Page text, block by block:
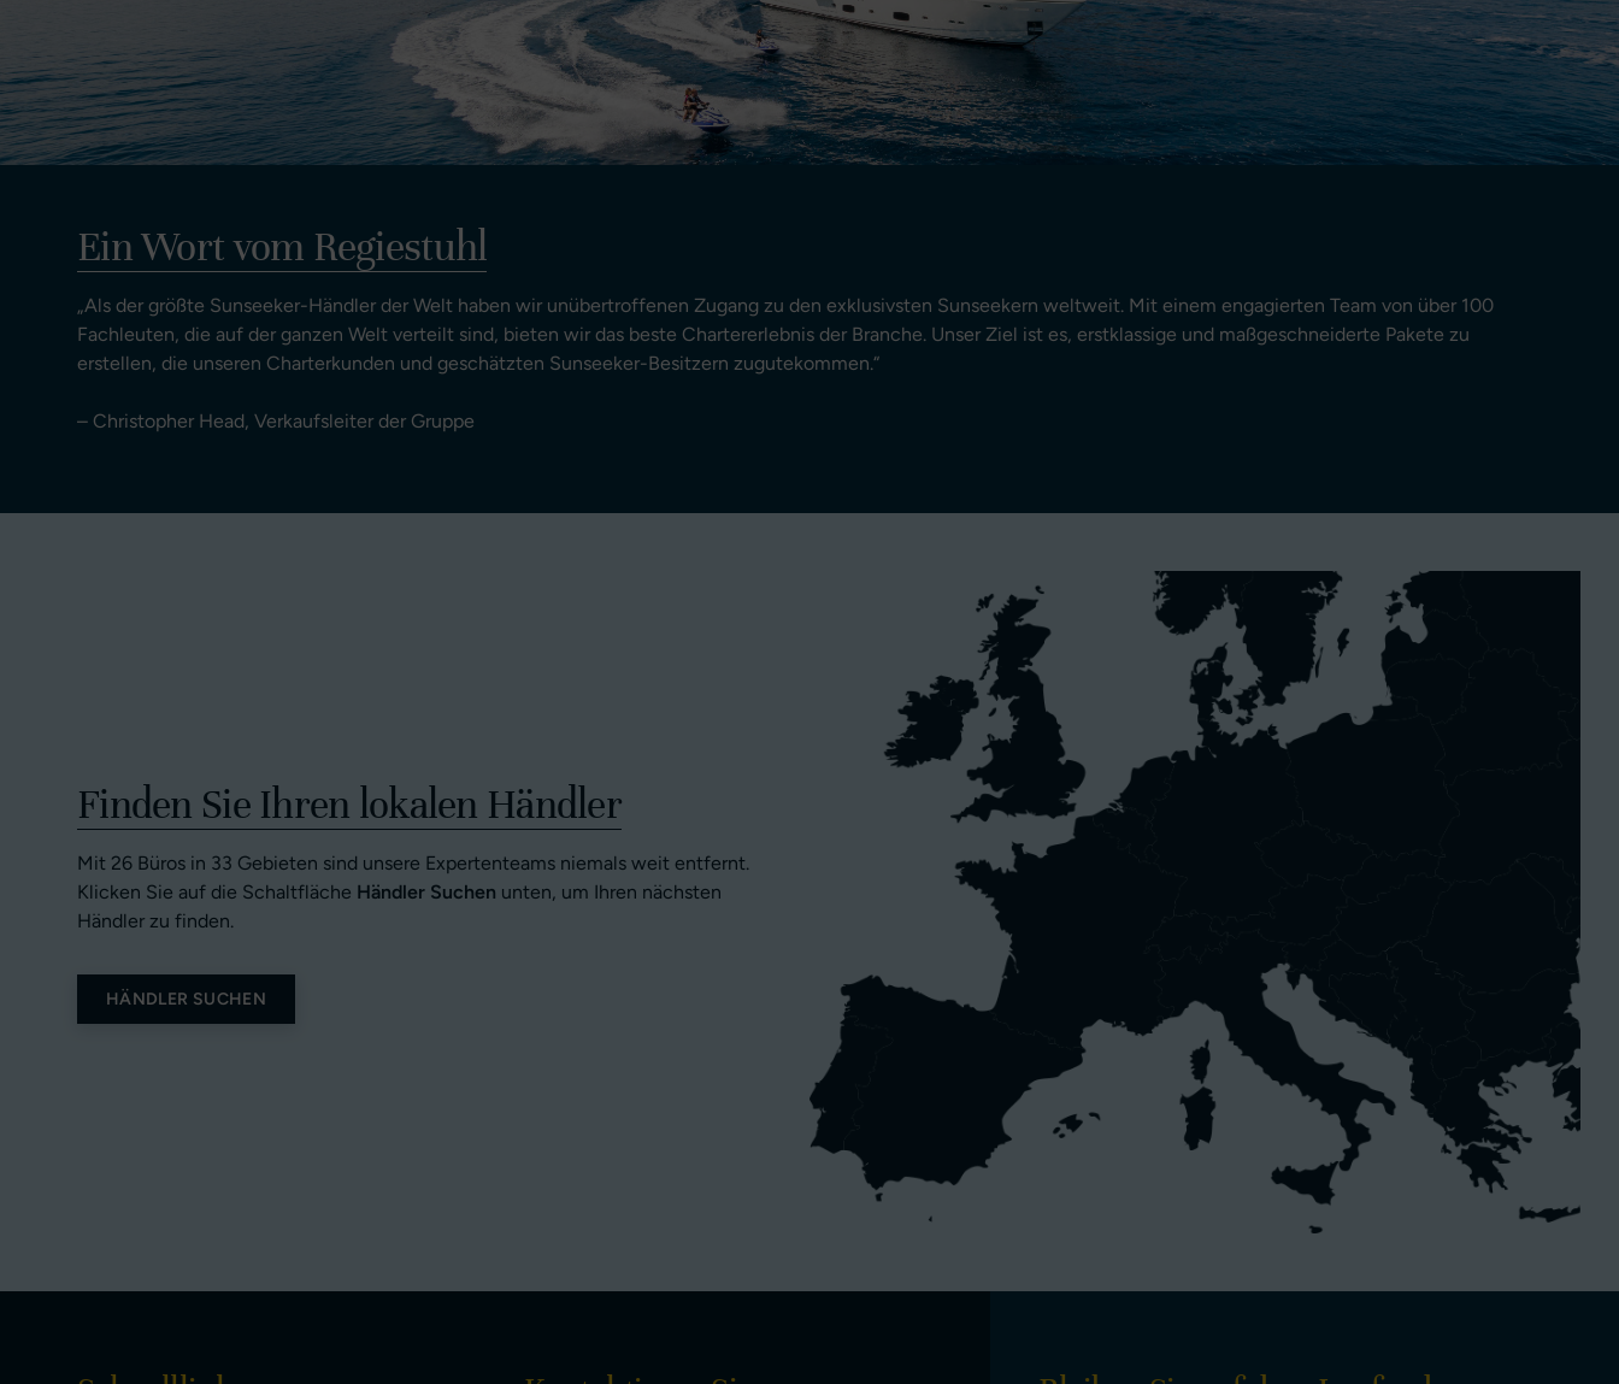
Ein Wort vom Regiestuhl
„Als der größte Sunseeker-Händler der Welt haben wir unübertroffenen Zugang zu den exklusivsten Sunseekern weltweit. Mit einem engagierten Team von über 100
Fachleuten, die auf der ganzen Welt verteilt sind, bieten wir das beste Chartererlebnis der Branche. Unser Ziel ist es, erstklassige und maßgeschneiderte Pakete zu
erstellen, die unseren Charterkunden und geschätzten Sunseeker-Besitzern zugutekommen.“
– Christopher Head, Verkaufsleiter der Gruppe
Finden Sie Ihren lokalen Händler
Mit 26 Büros in 33 Gebieten sind unsere Expertenteams niemals weit entfernt.
Klicken Sie auf die Schaltfläche Händler Suchen unten, um Ihren nächsten
Händler zu finden.
HÄNDLER SUCHEN